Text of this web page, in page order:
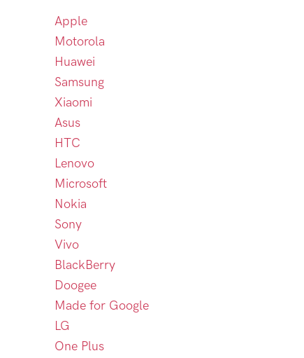
Apple
Motorola
Huawei
Samsung
Xiaomi
Asus
HTC
Lenovo
Microsoft
Nokia
Sony
Vivo
BlackBerry
Doogee
Made for Google
LG
One Plus